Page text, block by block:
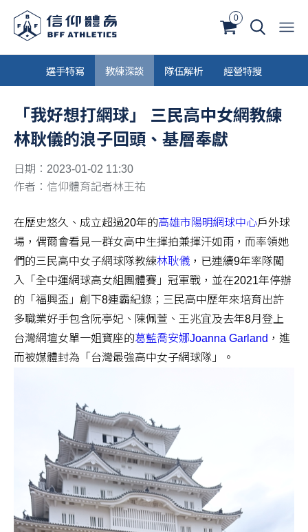
0
選手特寫 教練深談 隊伍解析 經營特搜
「我好想打網球」 三民高中女網教練
林耿儀的浪子回頭、基層奉獻
日期：2023-01-02 11:30
作者：信仰體育記者林王祐
在歷史悠久、成立超過20年的高雄市陽明網球中心戶外球
場，偶爾會看見一群女高中生揮拍兼揮汗如雨，而率領她
們的三民高中女子網球隊教練林耿儀 ，已連續9年率隊闖
入「全中運網球高女組團體賽」冠軍戰，並在2021年停辦
的「福興盃」創下8連霸紀錄；三民高中歷年來培育出許
多職業好手包含阮亭妃、陳佩萱、王兆宜及去年8月登上
台灣網壇女單一姐寶座的葛藍喬安娜Joanna Garland ，進
而被媒體封為「台灣最強高中女子網球隊」。